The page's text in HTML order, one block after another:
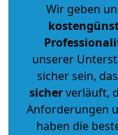
Wir geben
unserer
sicher sein,
sicherverläuft,
Anforderungen
haben die